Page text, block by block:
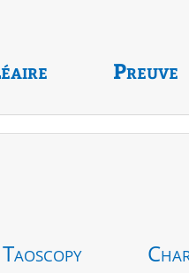
Preuve
Taoscopy